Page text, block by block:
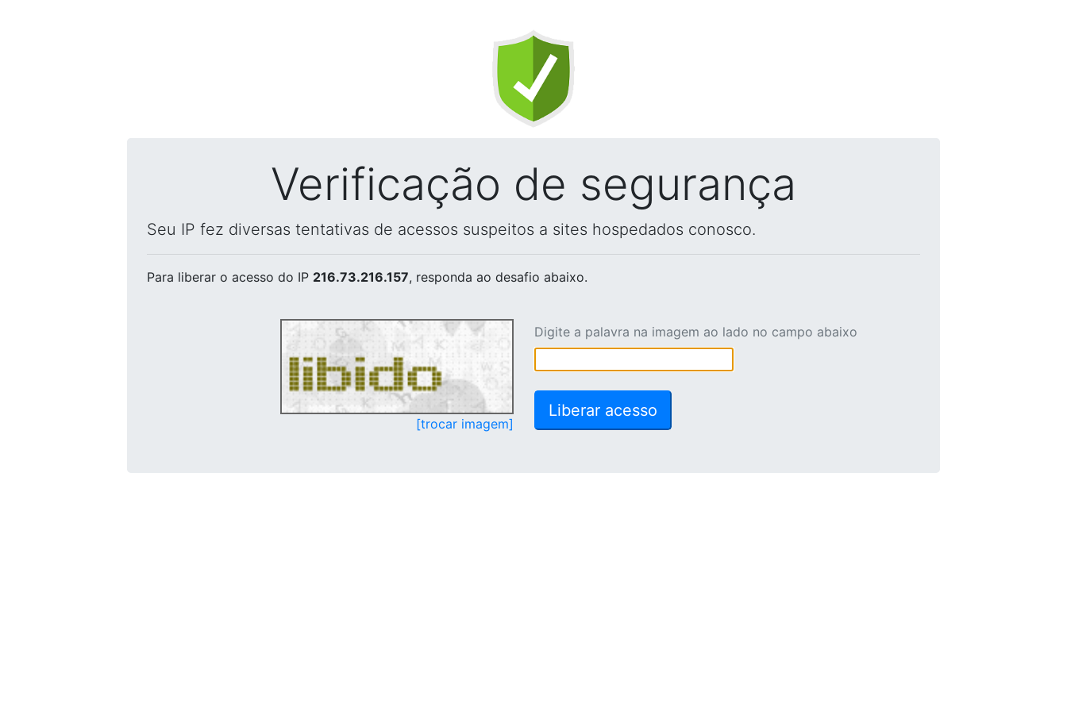
Verificação de segurança
Seu IP fez diversas tentativas de acessos suspeitos a sites hospedados conosco.
Para liberar o acesso do IP 216.73.216.157, responda ao desafio abaixo.
[trocar imagem]
Digite a palavra na imagem ao lado no campo abaixo